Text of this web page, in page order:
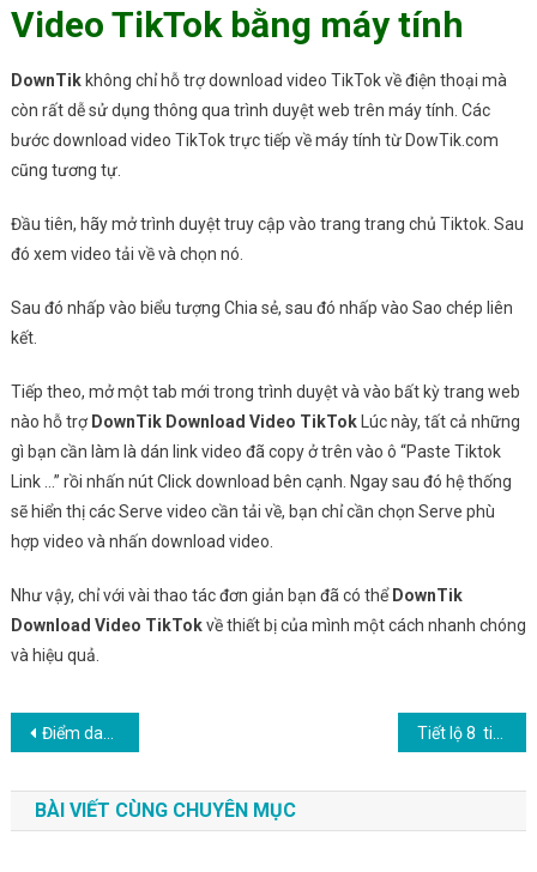
Video TikTok bằng máy tính
DownTikkhông chỉ hỗ trợ download video TikTok về điện thoại mà
còn rất dễ sử dụng thông qua trình duyệt web trên máy tính. Các
bước download video TikTok trực tiếp về máy tính từ DowTik.com
cũng tương tự.
Đầu tiên, hãy mở trình duyệt truy cập vào trang trang chủ Tiktok. Sau
đó xem video tải về và chọn nó.
Sau đó nhấp vào biểu tượng Chia sẻ, sau đó nhấp vào Sao chép liên
kết.
Tiếp theo, mở một tab mới trong trình duyệt và vào bất kỳ trang web
nào hỗ trợDownTik Download Video TikTokLúc này, tất cả những
gì bạn cần làm là dán link video đã copy ở trên vào ô “Paste Tiktok
Link …” rồi nhấn nút Click download bên cạnh. Ngay sau đó hệ thống
sẽ hiển thị các Serve video cần tải về, bạn chỉ cần chọn Serve phù
hợp video và nhấn download video.
Như vậy, chỉ với vài thao tác đơn giản bạn đã có thểDownTik
Download Video TikTokvề thiết bị của mình một cách nhanh chóng
và hiệu quả.
Điều hướng bài viết
Điểm danh những hàng ô tô đắt nhất thế giới hiện nay
BÀI VIẾT CÙNG CHUYÊN MỤC